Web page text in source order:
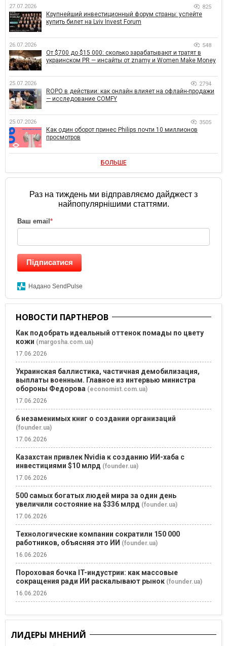
27.07.2026 825
Крупнейший инвестиционный форум страны: успейте
купить билет на Lviv Invest Forum
26.07.2026 548
От $700 до $15 000: сколько зарабатывают и тратят в
украинском PR — инсайты от znamy и Women Make Money
25.07.2026 2794
ROPO в действии: как онлайн влияет на офлайн-продажи
— исследование COMFY
25.07.2026 3505
Как один оборот принес Philips почти 10 миллионов
просмотров
БОЛЬШЕ
Раз на тиждень ми відправляємо дайджест з
найпопулярнішими статтями.
Ваш email *
Підписатися
Надано SendPulse
НОВОСТИ ПАРТНЕРОВ
Как подобрать идеальный оттенок помады по цвету
кожи (margosha.com.ua)
17.06.2026
Украинская баллистика, частичная демобилизация,
выплаты военным. Главное из интервью министра
обороны Федорова (economist.com.ua)
17.06.2026
6 незаменимых книг о создании организаций
(founder.ua)
17.06.2026
Казахстан привлек Nvidia к созданию ИИ-хаба с
инвестициями $10 млрд (founder.ua)
17.06.2026
500 самых богатых людей мира за один день
увеличили состояние на $336 млрд (founder.ua)
17.06.2026
Технологические компании сократили 150 000
работников, объясняя это ИИ (founder.ua)
16.06.2026
Пороховая бочка IT-индустрии: как массовые
сокращения ради ИИ раскалывают рынок (founder.ua)
16.06.2026
ЛИДЕРЫ МНЕНИЙ